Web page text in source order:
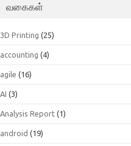
வகைகள்
3D Printing (25)
accounting (4)
agile (16)
AI (3)
Analysis Report (1)
android (19)